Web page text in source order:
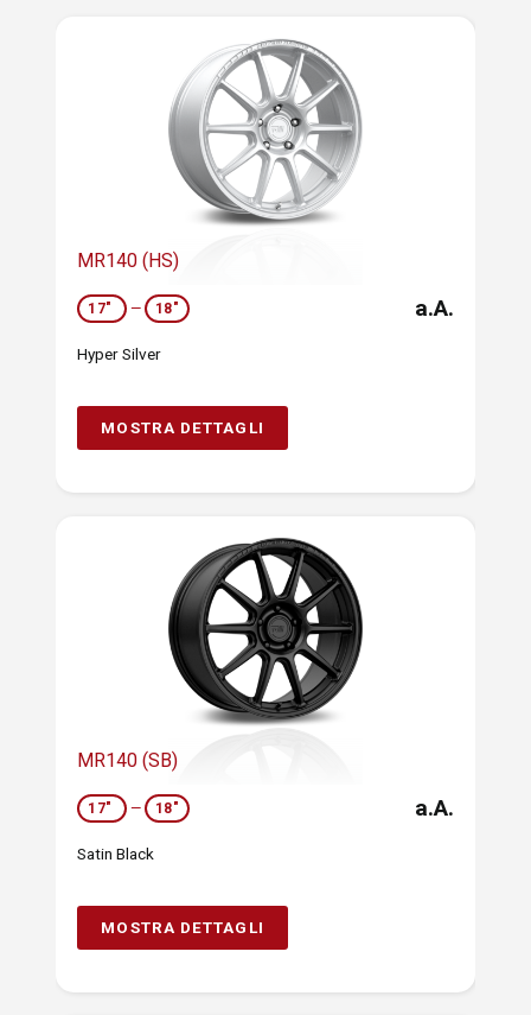
MR140 (HS)
17" — 18" a.A.
Hyper Silver
MOSTRA DETTAGLI
MR140 (SB)
17" — 18" a.A.
Satin Black
MOSTRA DETTAGLI